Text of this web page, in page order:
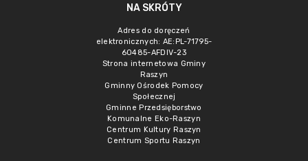
NA SKRÓTY
Adres do doręczeń
elektronicznych: AE:PL-71795-
60485-AFDIV-23
Strona internetowa Gminy
Raszyn
Gminny Ośrodek Pomocy
Społecznej
Gminne Przedsięborstwo
Komunalne Eko-Raszyn
Centrum Kultury Raszyn
Centrum Sportu Raszyn